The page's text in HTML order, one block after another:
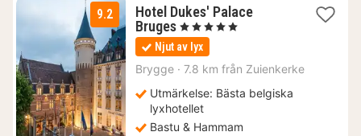
9.2
Hotel Dukes' Palace
Bruges1
natt
från
2551
, 5 Stjärnor
Njut av lyx
Brygge · 7.8 km från Zuienkerke
Utmärkelse: Bästa belgiska
lyxhotellet
Bastu & Hammam